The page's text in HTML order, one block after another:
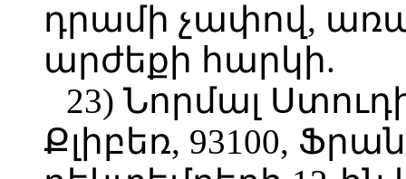
դրամի չափով,
արժեքի հարկի.
23) Նորմալ
Քլիբեռ, 93100,